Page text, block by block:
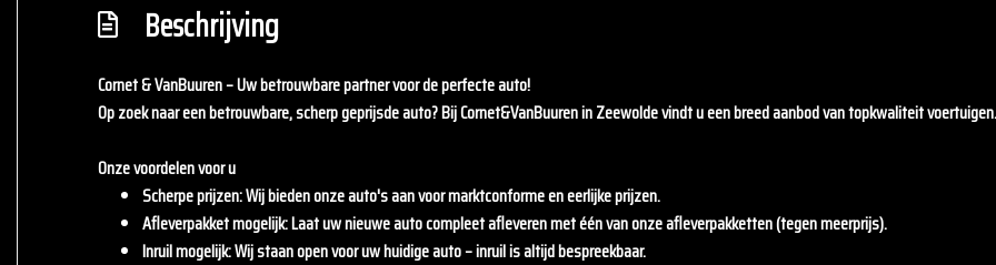
Beschrijving
Cornet & VanBuuren – Uw betrouwbare partner voor de perfecte auto!
Op zoek naar een betrouwbare, scherp geprijsde auto? BijCornet&VanBuurenin Zeewolde vindt u een breed aanbod van topkwaliteit
Onze voordelen voor u
Scherpe prijzen: Wij bieden onze auto's aan voor marktconforme en eerlijke prijzen.
Afleverpakket mogelijk: Laat uw nieuwe auto compleet afleveren met één van onze afleverpakketten (tegen meerprijs).
Inruil mogelijk: Wij staan open voor uw huidige auto – inruil is altijd bespreekbaar.